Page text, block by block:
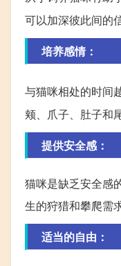
可以加深彼此间的
培养感情：
与猫咪相处的时间
颊、爪子、肚子和
提供安全感：
猫咪是缺乏安全感
生的狩猎和攀爬需
适当的自由：